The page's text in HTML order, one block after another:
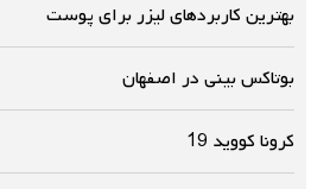
بهترین کاربردهای لیزر برای پوست
بوتاکس بینی در اصفهان
کرونا کووید 19